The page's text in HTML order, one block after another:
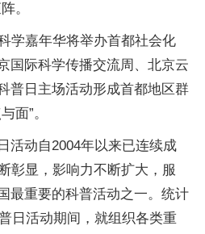
。
学嘉年华将举办首都社会化
国际科学传播交流周、北京云
普日主场活动形成首都地区群
面”。
活动自2004年以来已连续成
彰显，影响力不断扩大，服
最重要的科普活动之一。统计
日活动期间，就组织各类重